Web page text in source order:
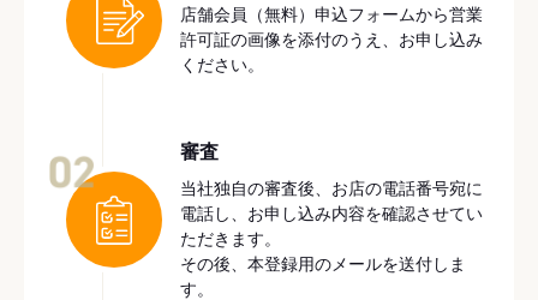
店舗会員（無料）申込フォームから営業
許可証の画像を添付のうえ、お申し込み
ください。
審査
当社独自の審査後、お店の電話番号宛に
電話し、お申し込み内容を確認させてい
ただきます。
その後、本登録用のメールを送付しま
す。